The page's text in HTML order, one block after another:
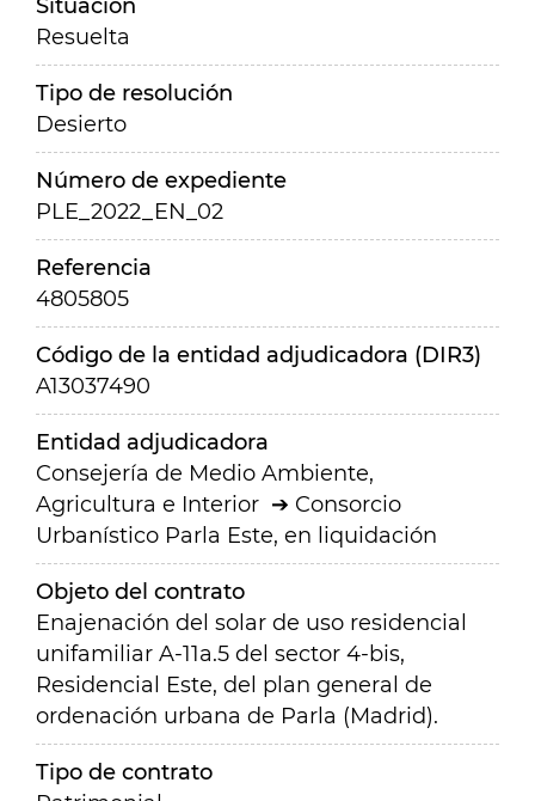
Situación
Resuelta
Tipo de resolución
Desierto
Número de expediente
PLE_2022_EN_02
Referencia
4805805
Código de la entidad adjudicadora (DIR3)
A13037490
Entidad adjudicadora
Consejería de Medio Ambiente,
Agricultura e Interior
Consorcio
Urbanístico Parla Este, en liquidación
Objeto del contrato
Enajenación del solar de uso residencial
unifamiliar A-11a.5 del sector 4-bis,
Residencial Este, del plan general de
ordenación urbana de Parla (Madrid).
Tipo de contrato